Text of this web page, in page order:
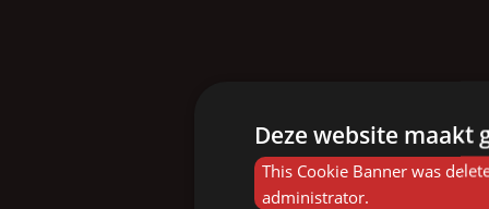
Deze website maakt
This Cookie Banner was
administrator.